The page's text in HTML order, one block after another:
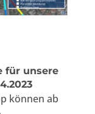
für unsere
können ab